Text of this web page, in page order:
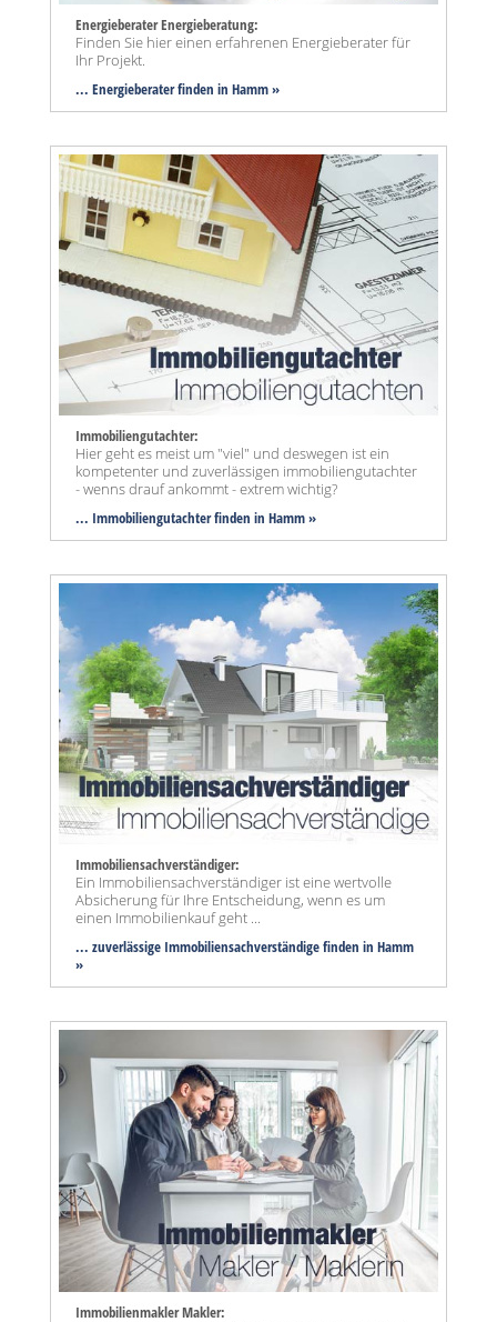
Energieberater Energieberatung:
Finden Sie hier einen erfahrenen Energieberater für
Ihr Projekt.
... Energieberater finden in Hamm »
Immobiliengutachter:
Hier geht es meist um "viel" und deswegen ist ein
kompetenter und zuverlässigen immobiliengutachter
- wenns drauf ankommt - extrem wichtig?
... Immobiliengutachter finden in Hamm »
Immobiliensachverständiger:
Ein Immobiliensachverständiger ist eine wertvolle
Absicherung für Ihre Entscheidung, wenn es um
einen Immobilienkauf geht ...
... zuverlässige Immobiliensachverständige finden in Hamm
»
Immobilienmakler Makler: